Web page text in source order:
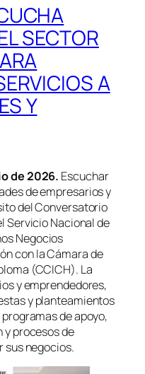
SECTOR
A
Y
de 2026. Escuchar
de empresarios y
del Conversatorio
Servicio Nacional de
Negocios
con la Cámara de
(CCICH). La
y emprendedores,
y planteamientos
de apoyo,
procesos de
negocios.